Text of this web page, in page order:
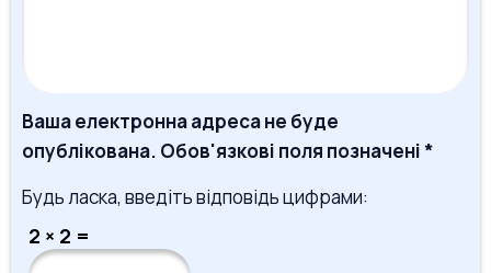
Ваша електронна адреса не буде
опублікована. Обов'язкові поля позначені *
Будь ласка, введіть відповідь цифрами:
2 × 2 =